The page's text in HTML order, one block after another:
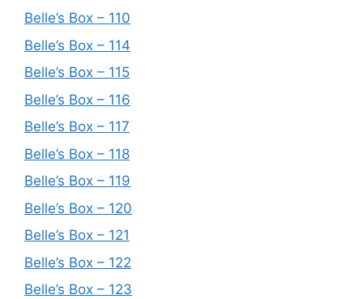
Belle’s Box – 110
Belle’s Box – 114
Belle’s Box – 115
Belle’s Box – 116
Belle’s Box – 117
Belle’s Box – 118
Belle’s Box – 119
Belle’s Box – 120
Belle’s Box – 121
Belle’s Box – 122
Belle’s Box – 123